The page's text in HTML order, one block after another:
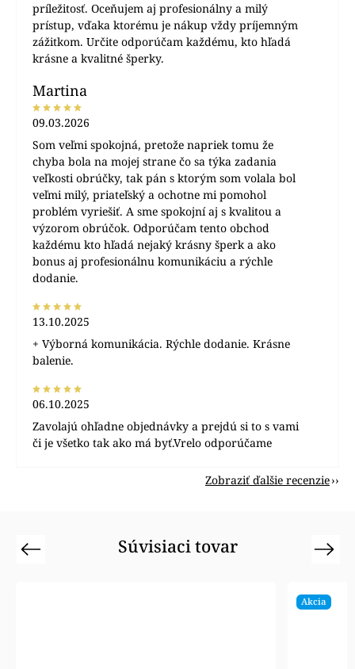
príležitosť. Oceňujem aj profesionálny a milý
prístup, vďaka ktorému je nákup vždy príjemným
zážitkom. Určite odporúčam každému, kto hľadá
krásne a kvalitné šperky.
Martina
09.03.2026
Som veľmi spokojná, pretože napriek tomu že
chyba bola na mojej strane čo sa týka zadania
veľkosti obrúčky, tak pán s ktorým som volala bol
veľmi milý, priateľský a ochotne mi pomohol
problém vyriešiť. A sme spokojní aj s kvalitou a
výzorom obrúčok. Odporúčam tento obchod
každému kto hľadá nejaký krásny šperk a ako
bonus aj profesionálnu komunikáciu a rýchle
dodanie.
13.10.2025
+ Výborná komunikácia. Rýchle dodanie. Krásne
balenie.
06.10.2025
Zavolajú ohľadne objednávky a prejdú si to s vami
či je všetko tak ako má byť.Vrelo odporúčame
Zobraziť ďalšie recenzie
Súvisiaci tovar
Previous
Akcia
Next